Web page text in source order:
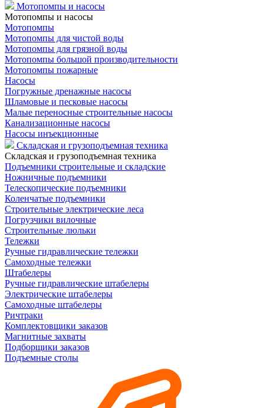
Мотопомпы и насосы
Мотопомпы и насосы
Мотопомпы
Мотопомпы для чистой воды
Мотопомпы для грязной воды
Мотопомпы большой производительности
Мотопомпы пожарные
Насосы
Погружные дренажные насосы
Шламовые и песковые насосы
Малые переносные строительные насосы
Канализационные насосы
Насосы инъекционные
Складская и грузоподъемная техника
Складская и грузоподъемная техника
Подъемники строительные и складские
Ножничные подъемники
Телескопические подъемники
Коленчатые подъемники
Строительные электрические леса
Погрузчики вилочные
Строительные люльки
Тележки
Ручные гидравлические тележки
Самоходные тележки
Штабелеры
Ручные гидравлические штабелеры
Электрические штабелеры
Самоходные штабелеры
Ричтраки
Комплектовщики заказов
Магнитные захваты
Подборщики заказов
Подъемные столы